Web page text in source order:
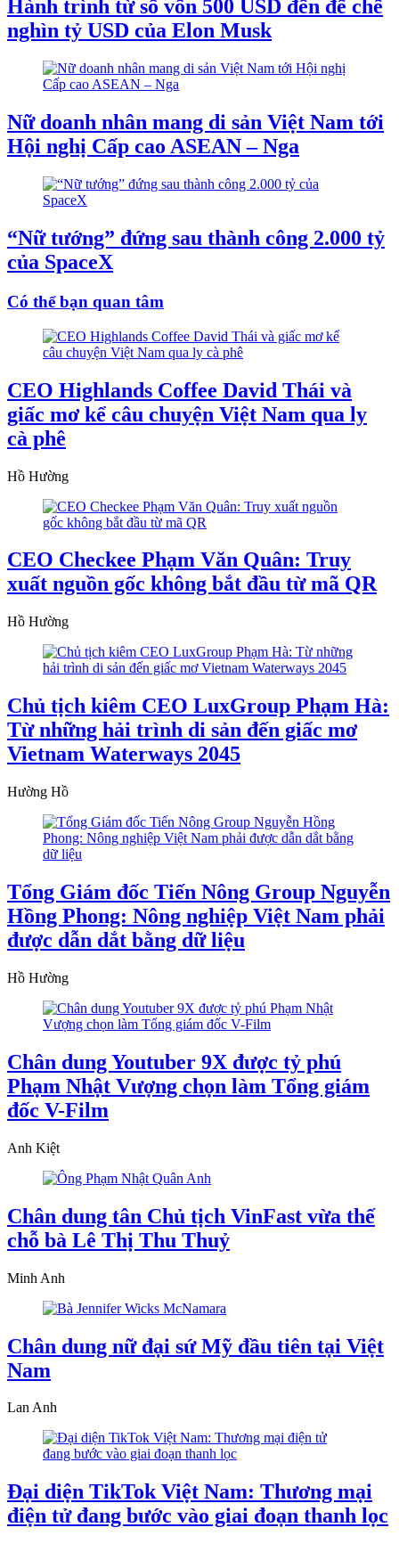
Hành trình từ số vốn 500 USD đến đế chế
nghìn tỷ USD của Elon Musk
Nữ doanh nhân mang di sản Việt Nam tới
Hội nghị Cấp cao ASEAN – Nga
“Nữ tướng” đứng sau thành công 2.000 tỷ
của SpaceX
Có thể bạn quan tâm
CEO Highlands Coffee David Thái và
giấc mơ kể câu chuyện Việt Nam qua ly
cà phê
Hồ Hường
CEO Checkee Phạm Văn Quân: Truy
xuất nguồn gốc không bắt đầu từ mã QR
Hồ Hường
Chủ tịch kiêm CEO LuxGroup Phạm Hà:
Từ những hải trình di sản đến giấc mơ
Vietnam Waterways 2045
Hường Hồ
Tổng Giám đốc Tiến Nông Group Nguyễn
Hồng Phong: Nông nghiệp Việt Nam phải
được dẫn dắt bằng dữ liệu
Hồ Hường
Chân dung Youtuber 9X được tỷ phú
Phạm Nhật Vượng chọn làm Tổng giám
đốc V-Film
Anh Kiệt
Chân dung tân Chủ tịch VinFast vừa thế
chỗ bà Lê Thị Thu Thuỷ
Minh Anh
Chân dung nữ đại sứ Mỹ đầu tiên tại Việt
Nam
Lan Anh
Đại diện TikTok Việt Nam: Thương mại
điện tử đang bước vào giai đoạn thanh lọc